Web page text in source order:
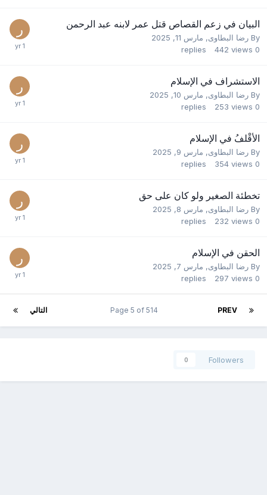
البيان في زعم القصاص قتل عمر لابنه عبد الرحمن
By رضا البطاوى, مارس 11, 2025
0
replies 442 views
الاستشراف في الإسلام
By رضا البطاوى, مارس 10, 2025
0
replies 253 views
الأقْلفُ في الإسلام
By رضا البطاوى, مارس 9, 2025
0
replies 354 views
تخطئة الصغير ولو كان على حق
By رضا البطاوى, مارس 8, 2025
0
replies 232 views
الحقن في الإسلام
By رضا البطاوى, مارس 7, 2025
0
replies 297 views
PREV التالي Page 5 of 514
Followers
0